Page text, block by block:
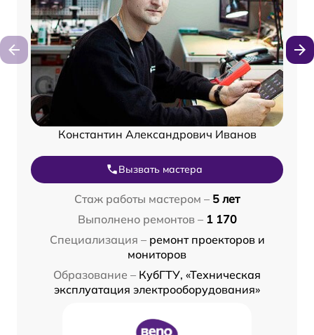
Константин Александрович Иванов
Вызвать мастера
Стаж работы мастером – 5 лет
Выполнено ремонтов – 1 170
Специализация – ремонт проекторов и
мониторов
Образование – КубГТУ, «Техническая
эксплуатация электрооборудования»